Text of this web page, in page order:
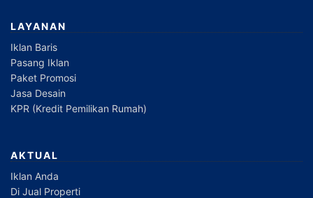
LAYANAN
Iklan Baris
Pasang Iklan
Paket Promosi
Jasa Desain
KPR (Kredit Pemilikan Rumah)
AKTUAL
Iklan Anda
Di Jual Properti